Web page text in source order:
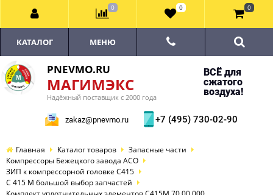
PNEVMO.RU
МАГИМЭКС
Надёжный поставщик с 2000 года
ВСЁ для
сжатого
воздуха!
zakaz@pnevmo.ru +7 (495) 730-02-90
КАТАЛОГ МЕНЮ
Главная Каталог товаров
Запасные части
Компрессоры Бежецкого завода АСО
ЗИП к компрессорной головке С415
С 415 М большой выбор запчастей
0 0 0